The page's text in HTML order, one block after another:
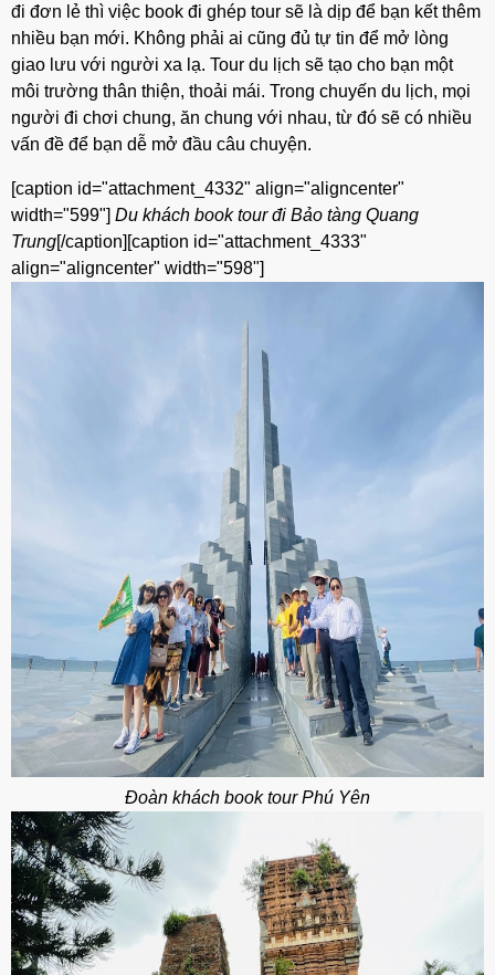
đi đơn lẻ thì việc book đi ghép tour sẽ là dịp để bạn kết thêm
nhiều bạn mới. Không phải ai cũng đủ tự tin để mở lòng
giao lưu với người xa lạ. Tour du lịch sẽ tạo cho bạn một
môi trường thân thiện, thoải mái. Trong chuyến du lịch, mọi
người đi chơi chung, ăn chung với nhau, từ đó sẽ có nhiều
vấn đề để bạn dễ mở đầu câu chuyện.
[caption id="attachment_4332" align="aligncenter"
width="599"] Du khách book tour đi Bảo tàng Quang
Trung[/caption][caption id="attachment_4333"
align="aligncenter" width="598"]
Đoàn khách book tour Phú Yên